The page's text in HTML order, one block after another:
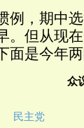
例，期中
。但从现
面是今年
众
民主党